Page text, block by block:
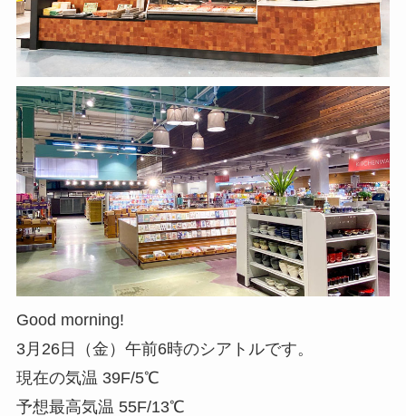
Good morning!
3月26日（金）午前6時のシアトルです。
現在の気温 39F/5℃
予想最高気温 55F/13℃